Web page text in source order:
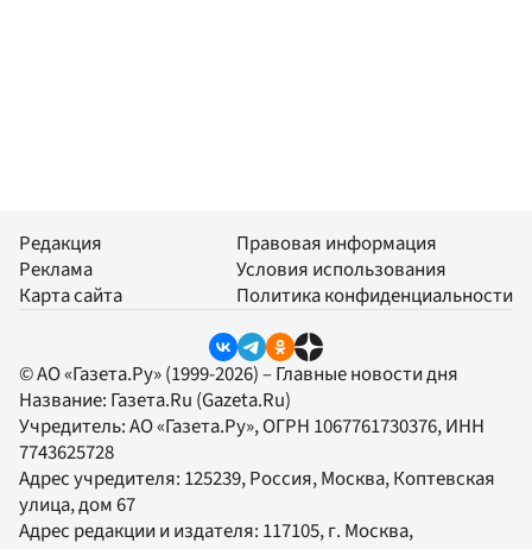
Редакция
Реклама
Карта сайта
Правовая информация
Условия использования
Политика конфиденциальности
© АО «Газета.Ру» (1999-2026) – Главные новости дня
Название: Газета.Ru (Gazeta.Ru)
Учредитель:АО «Газета.Ру», ОГРН 1067761730376, ИНН
7743625728
Адрес учредителя: 125239, Россия, Москва, Коптевская
улица, дом 67
Адрес редакции и издателя: 117105, г. Москва,